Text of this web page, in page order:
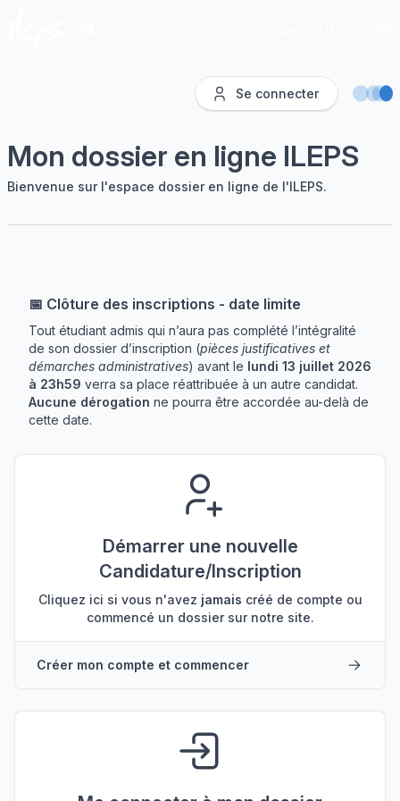
Se connecter
Mon dossier en ligne ILEPS
Bienvenue sur l'espace dossier en ligne de l'ILEPS.
📅 Clôture des inscriptions - date limite
Tout étudiant admis qui n’aura pas complété l’intégralité
de son dossier d’inscription (pièces justificatives et
démarches administratives) avant le lundi 13 juillet 2026
à 23h59 verra sa place réattribuée à un autre candidat.
Aucune dérogation ne pourra être accordée au-delà de
cette date.
Démarrer une nouvelle
Candidature/Inscription
Cliquez ici si vous n'avez jamais créé de compte ou
commencé un dossier sur notre site.
Créer mon compte et commencer